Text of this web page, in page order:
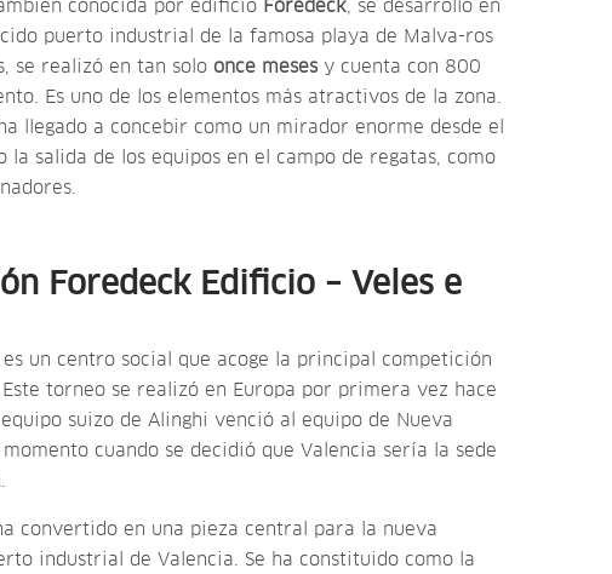
conocida por edificio Foredeck, se desarrolló en
puerto industrial de la famosa playa de Malva-ros
se realizó en tan solo once mesesy cuenta con 800
Es uno de los elementos más atractivos de la zona.
llegado a concebir como un mirador enorme desde el
la salida de los equipos en el campo de regatas, como
Foredeck Edificio – Veles e
es un centro social que acoge la principal competición
torneo se realizó en Europa por primera vez hace
suizo de Alinghi venció al equipo de Nueva
momento cuando se decidió que Valencia sería la sede
convertido en una pieza central para la nueva
industrial de Valencia. Se ha constituido como la